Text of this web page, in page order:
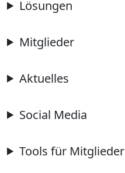
Lösungen
Mitglieder
Aktuelles
Social Media
Tools für Mitglieder